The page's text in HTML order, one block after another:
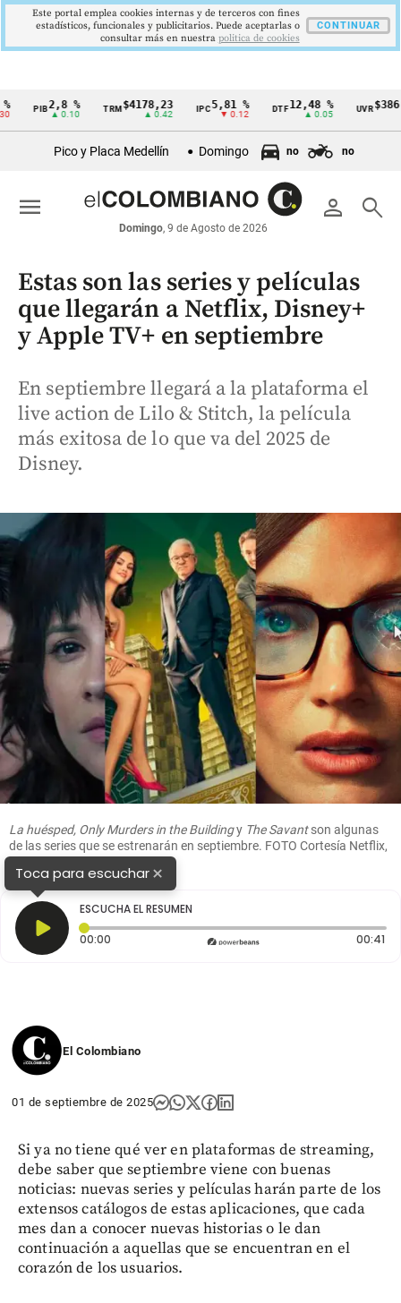
Cintillo
económicos
Colombia
PIB 2,8 %
▲ 0.10
TRM $4178,23
▲ 0.42
IPC 5,81 %
▼ 0.12
DTF 12,48 %
▲ 0.05
UVR $386,1273
▲ 0.03
Pico y Placa Medellín Domingo no no
person search
Domingo, 9 de Agosto de 2026
menu
Estas son las series y películas
que llegarán a Netflix, Disney+
y Apple TV+ en septiembre
En septiembre llegará a la plataforma el
live action de Lilo & Stitch, la película
más exitosa de lo que va del 2025 de
Disney.
La huésped, Only Murders in the Buildingy The Savantson algunas
de las series que se estrenarán en septiembre. FOTO Cortesía Netflix,
Disney+ y Apple TV+
Toca para escuchar×
ESCUCHA EL RESUMEN
00:00 Tiempo transcurrido: 0 segundos 00:41
El Colombiano
01 de septiembre de 2025
Si ya no tiene qué ver en plataformas de streaming,
debe saber que septiembre viene con buenas
noticias: nuevas series y películas harán parte de los
extensos catálogos de estas aplicaciones, que cada
mes dan a conocer nuevas historias o le dan
continuación a aquellas que se encuentran en el
corazón de los usuarios.
Este portal emplea cookies internas y de terceros con fines
estadísticos, funcionales y publicitarios. Puede aceptarlas o
consultar más en nuestra politica de cookies
CONTINUAR